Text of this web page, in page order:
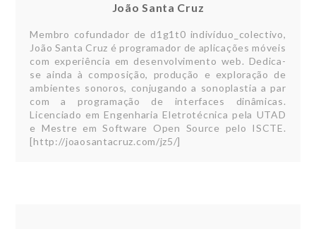
João Santa Cruz
Membro cofundador de d1g1t0 indivíduo_colectivo,
João Santa Cruz é programador de aplicações móveis
com experiência em desenvolvimento web. Dedica-
se ainda à composição, produção e exploração de
ambientes sonoros, conjugando a sonoplastia a par
com a programação de interfaces dinâmicas.
Licenciado em Engenharia Eletrotécnica pela UTAD
e Mestre em Software Open Source pelo ISCTE.
[http://joaosantacruz.com/jz5/]